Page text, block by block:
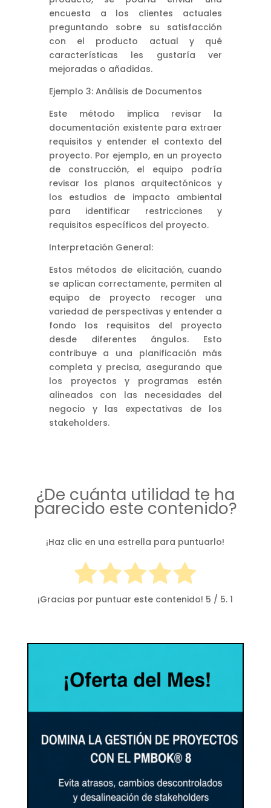
encuesta a los clientes actuales
preguntando sobre su satisfacción
con el producto actual y qué
características les gustaría ver
mejoradas o añadidas.
Ejemplo 3: Análisis de Documentos
Este método implica revisar la
documentación existente para extraer
requisitos y entender el contexto del
proyecto. Por ejemplo, en un proyecto
de construcción, el equipo podría
revisar los planos arquitectónicos y
los estudios de impacto ambiental
para identificar restricciones y
requisitos específicos del proyecto.
Interpretación General:
Estos métodos de elicitación, cuando
se aplican correctamente, permiten al
equipo de proyecto recoger una
variedad de perspectivas y entender a
fondo los requisitos del proyecto
desde diferentes ángulos. Esto
contribuye a una planificación más
completa y precisa, asegurando que
los proyectos y programas estén
alineados con las necesidades del
negocio y las expectativas de los
stakeholders.
¿De cuánta utilidad te ha
parecido este contenido?
¡Haz clic en una estrella para puntuarlo!
¡Gracias por puntuar este contenido! 5 / 5.1